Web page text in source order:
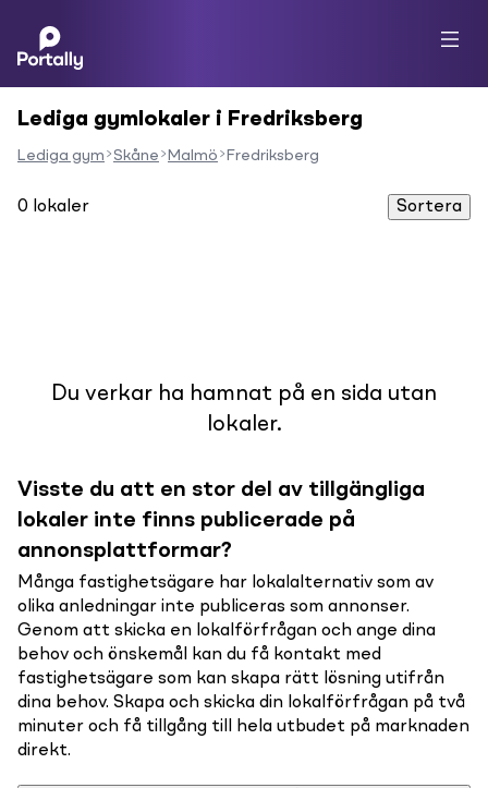
Lediga gymlokaler i Fredriksberg
Lediga gym Skåne Malmö Fredriksberg
0 lokaler Sortera
Du verkar ha hamnat på en sida utan
lokaler.
Visste du att en stor del av tillgängliga
lokaler inte finns publicerade på
annonsplattformar?
Många fastighetsägare har lokalalternativ som av
olika anledningar inte publiceras som annonser.
Genom att skicka en lokalförfrågan och ange dina
behov och önskemål kan du få kontakt med
fastighetsägare som kan skapa rätt lösning utifrån
dina behov. Skapa och skicka din lokalförfrågan på två
minuter och få tillgång till hela utbudet på marknaden
direkt.